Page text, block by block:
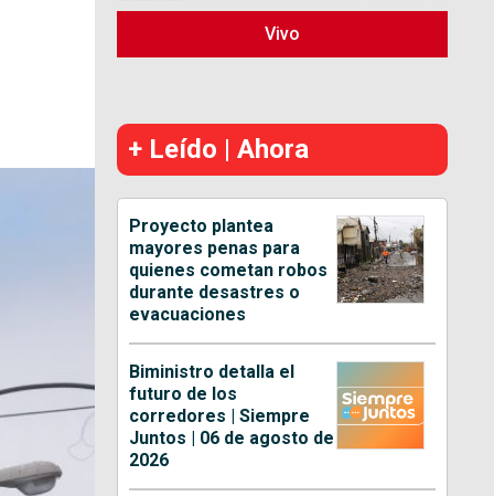
Vivo
+ Leído | Ahora
Proyecto plantea
mayores penas para
quienes cometan robos
durante desastres o
evacuaciones
Biministro detalla el
futuro de los
corredores | Siempre
Juntos | 06 de agosto de
2026